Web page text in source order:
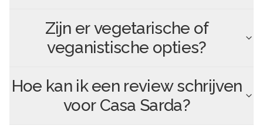
Zijn er vegetarische of
veganistische opties?
Hoe kan ik een review schrijven
voor Casa Sarda?